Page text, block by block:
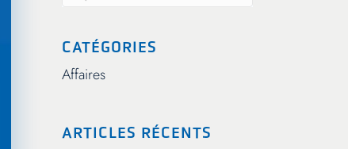
CATÉGORIES
Affaires
ARTICLES RÉCENTS